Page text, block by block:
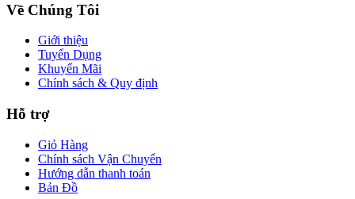
Về Chúng Tôi
Giới thiệu
Tuyển Dụng
Khuyến Mãi
Chính sách & Quy định
Hỗ trợ
Giỏ Hàng
Chính sách Vận Chuyển
Hướng dẫn thanh toán
Bản Đồ